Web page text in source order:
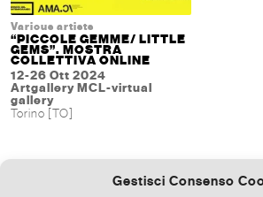
Gestisci Consenso
Various artists
“PICCOLE GEMME/ LITTLE
GEMS”. MOSTRA
COLLETTIVA ONLINE
12-26 Ott 2024
Artgallery MCL-virtual
gallery
Torino [TO]